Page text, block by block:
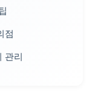
점
관리